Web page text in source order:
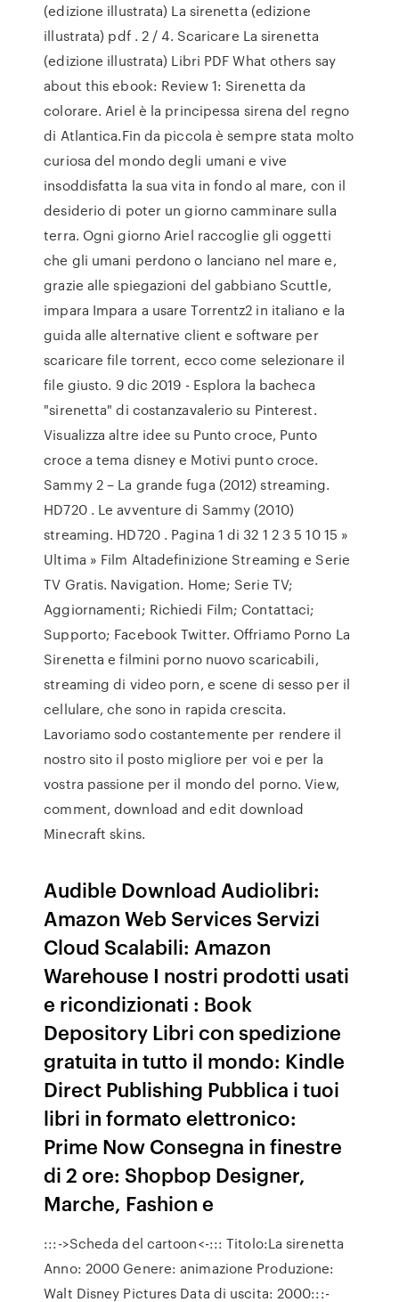
(edizione illustrata) La sirenetta (edizione
illustrata) pdf . 2 / 4. Scaricare La sirenetta
(edizione illustrata) Libri PDF What others say
about this ebook: Review 1: Sirenetta da
colorare. Ariel è la principessa sirena del regno
di Atlantica.Fin da piccola è sempre stata molto
curiosa del mondo degli umani e vive
insoddisfatta la sua vita in fondo al mare, con il
desiderio di poter un giorno camminare sulla
terra. Ogni giorno Ariel raccoglie gli oggetti
che gli umani perdono o lanciano nel mare e,
grazie alle spiegazioni del gabbiano Scuttle,
impara Impara a usare Torrentz2 in italiano e la
guida alle alternative client e software per
scaricare file torrent, ecco come selezionare il
file giusto. 9 dic 2019 - Esplora la bacheca
"sirenetta" di costanzavalerio su Pinterest.
Visualizza altre idee su Punto croce, Punto
croce a tema disney e Motivi punto croce.
Sammy 2 – La grande fuga (2012) streaming.
HD720 . Le avventure di Sammy (2010)
streaming. HD720 . Pagina 1 di 32 1 2 3 5 10 15 »
Ultima » Film Altadefinizione Streaming e Serie
TV Gratis. Navigation. Home; Serie TV;
Aggiornamenti; Richiedi Film; Contattaci;
Supporto; Facebook Twitter. Offriamo Porno La
Sirenetta e filmini porno nuovo scaricabili,
streaming di video porn, e scene di sesso per il
cellulare, che sono in rapida crescita.
Lavoriamo sodo costantemente per rendere il
nostro sito il posto migliore per voi e per la
vostra passione per il mondo del porno. View,
comment, download and edit download
Minecraft skins.
Audible Download Audiolibri:
Amazon Web Services Servizi
Cloud Scalabili: Amazon
Warehouse I nostri prodotti usati
e ricondizionati : Book
Depository Libri con spedizione
gratuita in tutto il mondo: Kindle
Direct Publishing Pubblica i tuoi
libri in formato elettronico:
Prime Now Consegna in finestre
di 2 ore: Shopbop Designer,
Marche, Fashion e
:::->Scheda del cartoon<-::: Titolo:La sirenetta
Anno: 2000 Genere: animazione Produzione:
Walt Disney Pictures Data di uscita: 2000:::-